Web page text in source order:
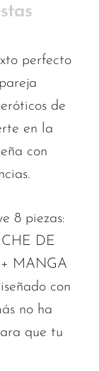
perfecto
de
en la
con
8 piezas:
DE
MANGA
con
no ha
que tu